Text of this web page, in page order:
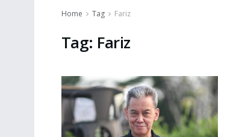
Home Tag Fariz
Tag: Fariz